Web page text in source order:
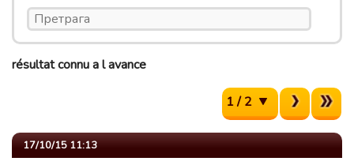
résultat connu a l avance
1 / 2
17/10/15 11:13